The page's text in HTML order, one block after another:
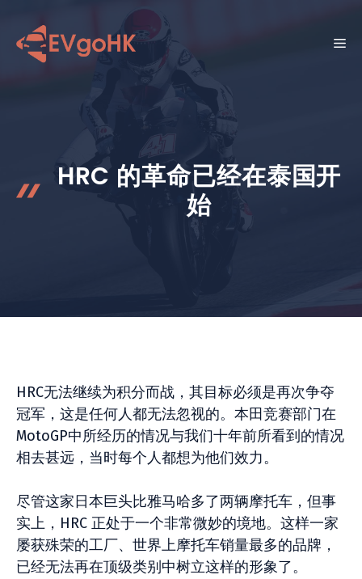
菜
HRC 的革命已经在泰国开
始
HRC无法继续为积分而战，其目标必须是再次争夺
冠军，这是任何人都无法忽视的。本田竞赛部门在
MotoGP中所经历的情况与我们十年前所看到的情况
相去甚远，当时每个人都想为他们效力。
尽管这家日本巨头比雅马哈多了两辆摩托车，但事
实上，HRC 正处于一个非常微妙的境地。这样一家
屡获殊荣的工厂、世界上摩托车销量最多的品牌，
已经无法再在顶级类别中树立这样的形象了。